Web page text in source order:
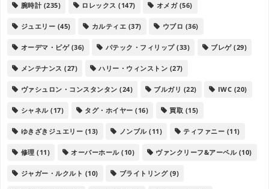
腕時計(235) ロレックス (147) オメガ(56)
ジュエリー (45) カルティエ (37) ウブロ (36)
オーデマ・ピゲ(36) パテック・フィリップ(33) ブレゲ(29)
メンテナンス (27) ハリー・ウィンストン (27)
ヴァシュロン・コンスタンタン (24) ブルガリ (22) IWC (20)
シャネル(17) タグ・ホイヤー (16) 買取 (15)
ゆきざきジュエリー (13) ノンブル(11) ティファニー (11)
修理 (11) オーバーホール(10) ヴァンクリーフ&アーペル(10)
ジャガー・ルクルト (10) ブライトリング(9)